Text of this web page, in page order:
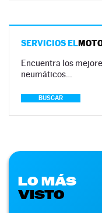
SERVICIOS EL
Encuentra los
neumáticos…
BUSCAR
LO MÁS
VISTO